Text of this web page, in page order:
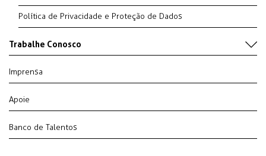
Política de Privacidade e Proteção de Dados
Trabalhe Conosco
Imprensa
Apoie
Banco de Talentos